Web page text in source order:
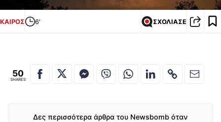
ΚΑΙΡΟΣ 6' ΣΧΟΛΙΑΣΕ
50
SHARES
Δες περισσότερα άρθρα του Newsbomb όταν